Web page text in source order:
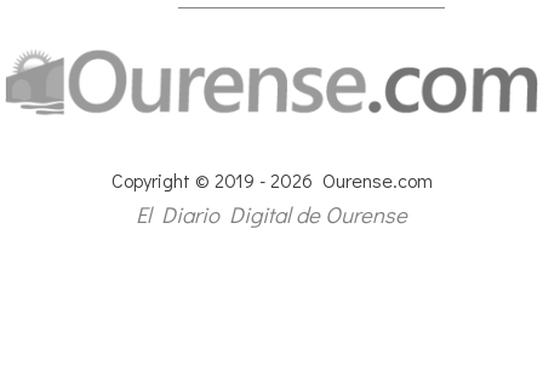
Copyright © 2019 - 2026 Ourense.com
El Diario Digital de Ourense